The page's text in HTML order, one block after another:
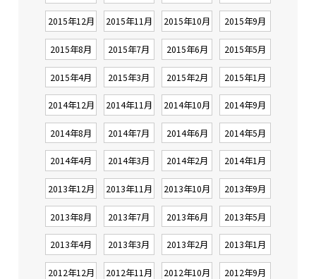
2015年12月 2015年11月 2015年10月 2015年9月
2015年8月 2015年7月 2015年6月 2015年5月
2015年4月 2015年3月 2015年2月 2015年1月
2014年12月 2014年11月 2014年10月 2014年9月
2014年8月 2014年7月 2014年6月 2014年5月
2014年4月 2014年3月 2014年2月 2014年1月
2013年12月 2013年11月 2013年10月 2013年9月
2013年8月 2013年7月 2013年6月 2013年5月
2013年4月 2013年3月 2013年2月 2013年1月
2012年12月 2012年11月 2012年10月 2012年9月